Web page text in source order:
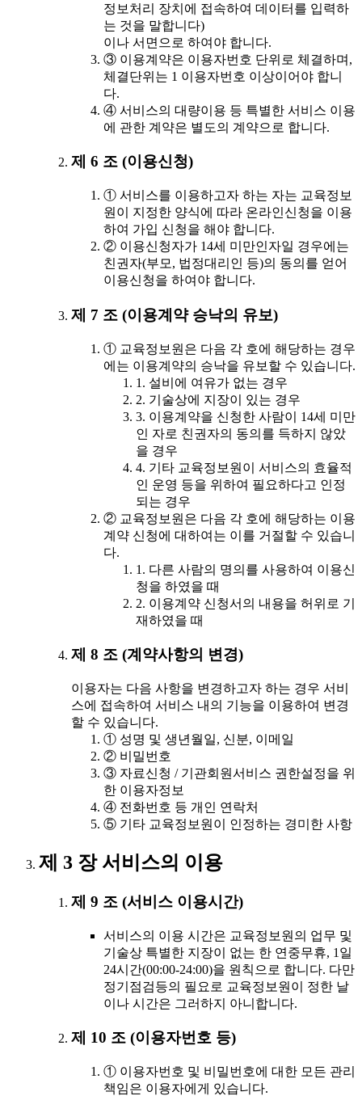
정보처리 장치에 접속하여 데이터를 입력하
는 것을 말합니다)
이나 서면으로 하여야 합니다.
③ 이용계약은 이용자번호 단위로 체결하며,
체결단위는 1 이용자번호 이상이어야 합니
다.
④ 서비스의 대량이용 등 특별한 서비스 이용
에 관한 계약은 별도의 계약으로 합니다.
제 6 조 (이용신청)
① 서비스를 이용하고자 하는 자는 교육정보
원이 지정한 양식에 따라 온라인신청을 이용
하여 가입 신청을 해야 합니다.
② 이용신청자가 14세 미만인자일 경우에는
친권자(부모, 법정대리인 등)의 동의를 얻어
이용신청을 하여야 합니다.
제 7 조 (이용계약 승낙의 유보)
① 교육정보원은 다음 각 호에 해당하는 경우
에는 이용계약의 승낙을 유보할 수 있습니다.
1. 설비에 여유가 없는 경우
2. 기술상에 지장이 있는 경우
3. 이용계약을 신청한 사람이 14세 미만
인 자로 친권자의 동의를 득하지 않았
을 경우
4. 기타 교육정보원이 서비스의 효율적
인 운영 등을 위하여 필요하다고 인정
되는 경우
② 교육정보원은 다음 각 호에 해당하는 이용
계약 신청에 대하여는 이를 거절할 수 있습니
다.
1. 다른 사람의 명의를 사용하여 이용신
청을 하였을 때
2. 이용계약 신청서의 내용을 허위로 기
재하였을 때
제 8 조 (계약사항의 변경)
이용자는 다음 사항을 변경하고자 하는 경우 서비
스에 접속하여 서비스 내의 기능을 이용하여 변경
할 수 있습니다.
① 성명 및 생년월일, 신분, 이메일
② 비밀번호
③ 자료신청 / 기관회원서비스 권한설정을 위
한 이용자정보
④ 전화번호 등 개인 연락처
⑤ 기타 교육정보원이 인정하는 경미한 사항
제 3 장 서비스의 이용
제 9 조 (서비스 이용시간)
서비스의 이용 시간은 교육정보원의 업무 및
기술상 특별한 지장이 없는 한 연중무휴, 1일
24시간(00:00-24:00)을 원칙으로 합니다. 다만
정기점검등의 필요로 교육정보원이 정한 날
이나 시간은 그러하지 아니합니다.
제 10 조 (이용자번호 등)
① 이용자번호 및 비밀번호에 대한 모든 관리
책임은 이용자에게 있습니다.